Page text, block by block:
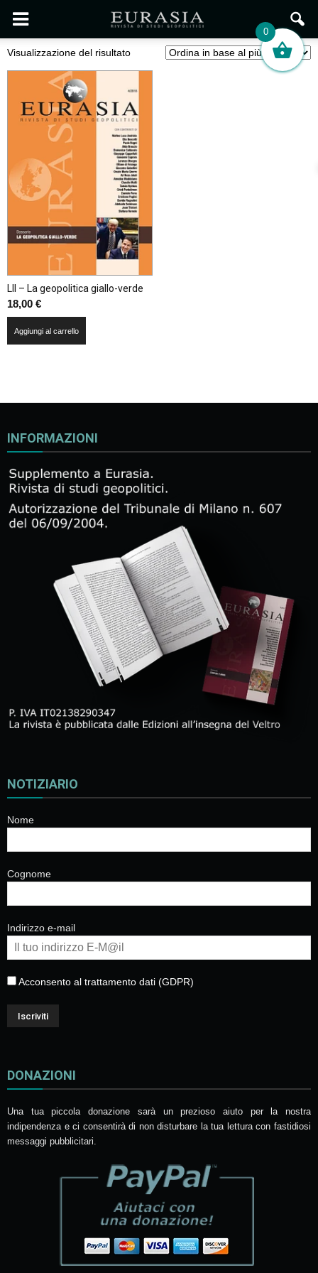
Visualizzazione del risultato
LII – La geopolitica giallo-verde
18,00 €
Aggiungi al carrello
INFORMAZIONI
NOTIZIARIO
Nome
Cognome
Indirizzo e-mail
Acconsento al trattamento dati (GDPR)
DONAZIONI
Una tua piccola donazione sarà un prezioso aiuto per la nostra
indipendenza e ci consentirà di non disturbare la tua lettura con fastidiosi
messaggi pubblicitari.
0